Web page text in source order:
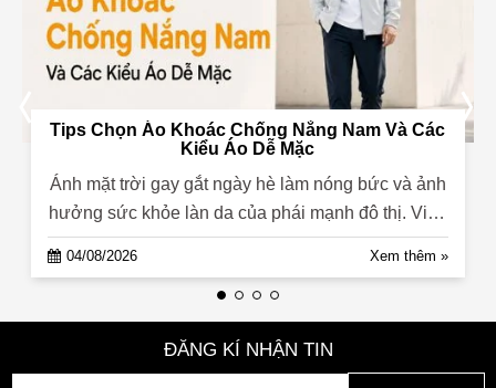
Tips Chọn Áo Khoác Chống Nắng Nam Và Các
Kiểu Áo Dễ Mặc
Ánh mặt trời gay gắt ngày hè làm nóng bức và ảnh
hưởng sức khỏe làn da của phái mạnh đô thị. Việc
tìm kiếm giải pháp ...
04/08/2026 Xem thêm »
ĐĂNG KÍ NHẬN TIN